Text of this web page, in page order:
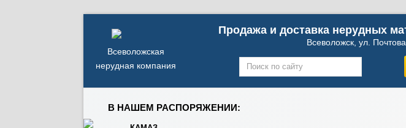
Всеволожская
нерудная компания
Продажа и доставка нерудных
Всеволожск, ул.
В НАШЕМ РАСПОРЯЖЕНИИ: